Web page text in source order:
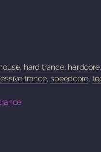
, hard trance, hardcore,
trance,speedcore,